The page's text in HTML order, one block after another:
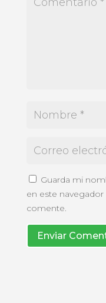
Guarda mi
en este
comente.
Enviar